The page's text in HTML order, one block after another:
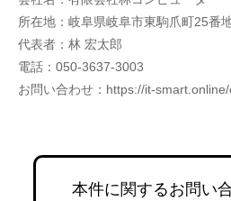
所在地：岐阜県岐阜市東駒爪町25番
代表者：林 宏太郎
電話：050-3637-3003
お問い合わせ：https://it-
本件に関するお問い